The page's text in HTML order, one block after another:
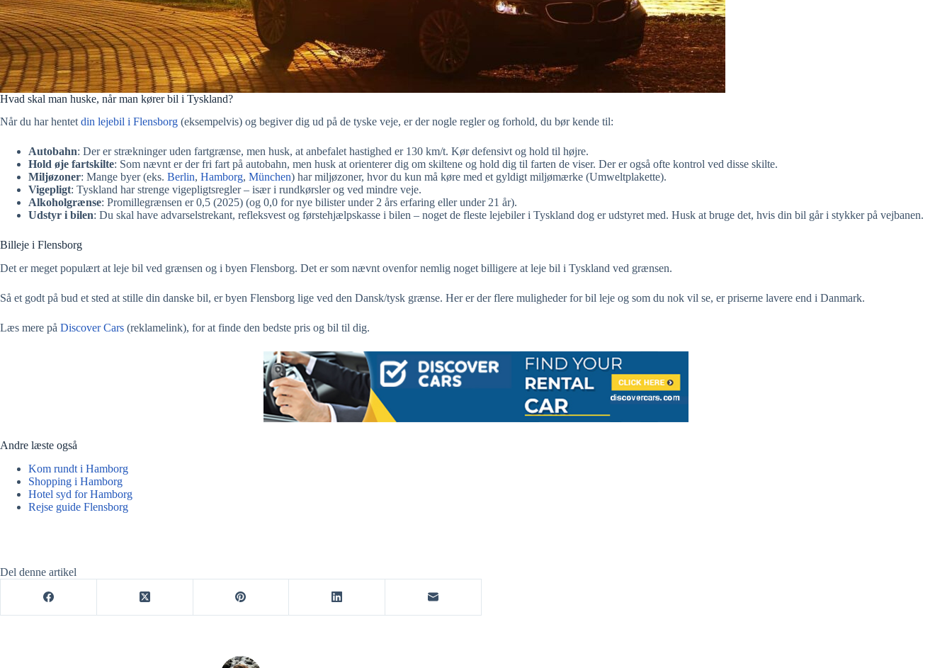
Hvad skal man huske, når man kører bil i Tyskland?
Når du har hentet din lejebil i Flensborg (eksempelvis) og begiver dig ud på de tyske veje, er der nogle regler og forhold, du bør kende til:
Autobahn: Der er strækninger uden fartgrænse, men husk, at anbefalet hastighed er 130 km/t. Kør defensivt og hold til højre.
Hold øje fartskilte: Som nævnt er der fri fart på autobahn, men husk at orienterer dig om skiltene og hold dig til farten de viser. Der er også ofte kontrol ved disse skilte.
Miljøzoner: Mange byer (eks. Berlin, Hamborg, München) har miljøzoner, hvor du kun må køre med et gyldigt miljømærke (Umweltplakette).
Vigepligt: Tyskland har strenge vigepligtsregler – især i rundkørsler og ved mindre veje.
Alkoholgrænse: Promillegrænsen er 0,5 (2025) (og 0,0 for nye bilister under 2 års erfaring eller under 21 år).
Udstyr i bilen: Du skal have advarselstrekant, refleksvest og førstehjælpskasse i bilen – noget de fleste lejebiler i Tyskland dog er udstyret med. Husk at bruge det, hvis din bil går i stykker på vejbanen.
Billeje i Flensborg
Det er meget populært at leje bil ved grænsen og i byen Flensborg. Det er som nævnt ovenfor nemlig noget billigere at leje bil i Tyskland ved grænsen.
Så et godt på bud et sted at stille din danske bil, er byen Flensborg lige ved den Dansk/tysk grænse. Her er der flere muligheder for bil leje og som du nok vil se, er priserne lavere end i Danmark.
Læs mere på Discover Cars (reklamelink), for at finde den bedste pris og bil til dig.
Andre læste også
Kom rundt i Hamborg
Shopping i Hamborg
Hotel syd for Hamborg
Rejse guide Flensborg
Del denne artikel